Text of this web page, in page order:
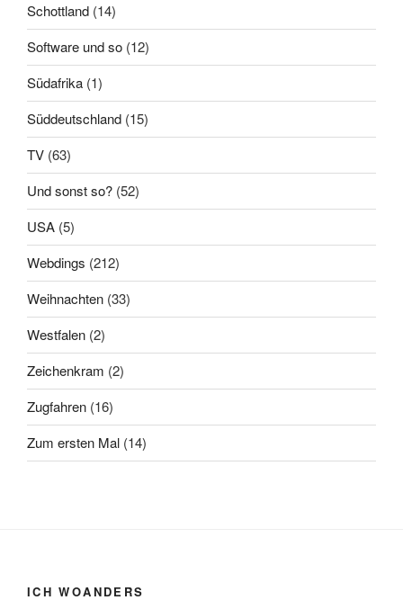
Schottland (14)
Software und so (12)
Südafrika (1)
Süddeutschland (15)
TV (63)
Und sonst so? (52)
USA (5)
Webdings (212)
Weihnachten (33)
Westfalen (2)
Zeichenkram (2)
Zugfahren (16)
Zum ersten Mal (14)
ICH WOANDERS